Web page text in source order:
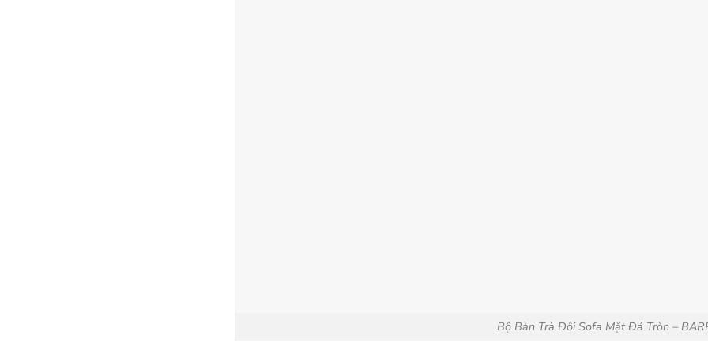
Bộ Bàn Trà Đôi Sofa Mặt Đá Tròn –